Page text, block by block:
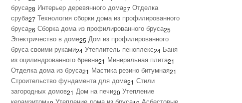
бруса28 Интерьер деревянного дома27 Отделка
сруба27 Технология сборки дома из профилированного
бруса26 Сборка дома из профилированного бруса25
Электричество в доме25 Дом из профилированного
бруса своими руками24 Утеплитель пеноплекс24 Баня
из оцилиндрованного бревна21 Минеральная плита21
Отделка дома из бруса21 Мастика резино битумная21
Строительство фундамента для дома21 Стили
загородных домов21 Дом на печи20 Утепление